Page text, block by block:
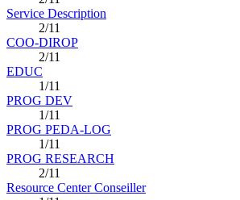
Service Description
2/11
COO-DIROP
2/11
EDUC
1/11
PROG DEV
1/11
PROG PEDA-LOG
1/11
PROG RESEARCH
2/11
Resource Center Conseiller